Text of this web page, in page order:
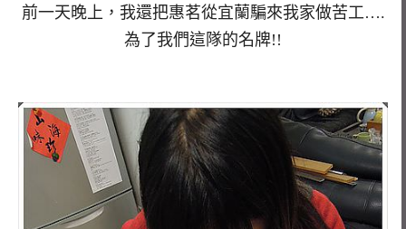
前一天晚上，我還把惠茗從宜蘭騙來我家做苦工….
為了我們這隊的名牌!!